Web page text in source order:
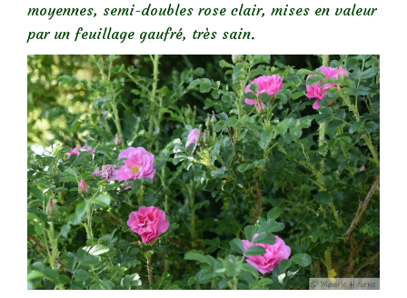
moyennes, semi-doubles rose clair, mises en valeur
par un feuillage gaufré, très sain.